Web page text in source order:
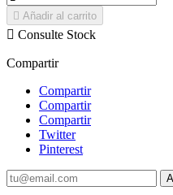
 Añadir al carrito
 Consulte Stock
Compartir
Compartir
Compartir
Compartir
Twitter
Pinterest